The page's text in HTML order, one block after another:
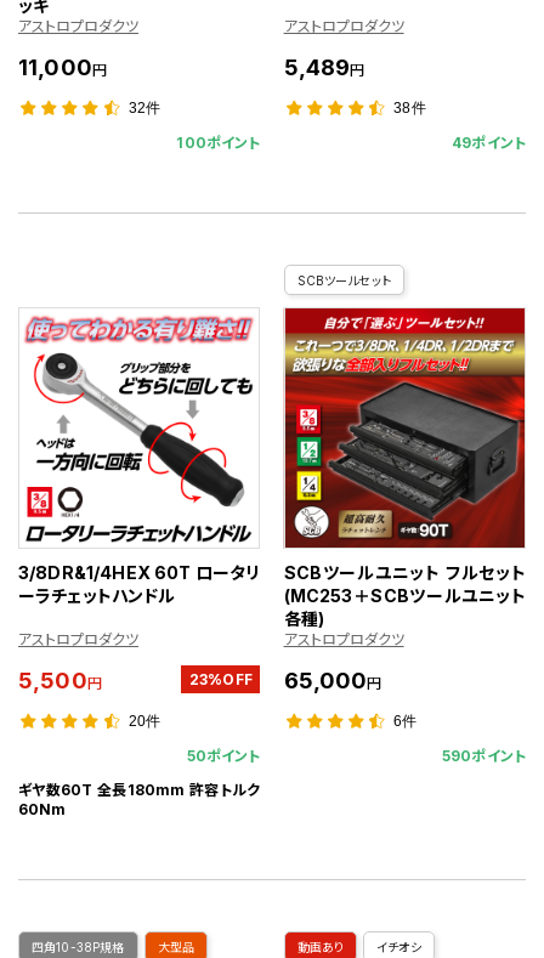
ッキ
アストロプロダクツ
11,000円
32件
100ポイント
アストロプロダクツ
5,489円
38件
49ポイント
3/8DR&1/4HEX 60T ロータリ
ーラチェットハンドル
アストロプロダクツ
5,500円 23%OFF
20件
50ポイント
ギヤ数60T 全長180mm 許容トルク
60Nm
SCBツールセット
SCBツールユニット フルセット
(MC253＋SCBツールユニット
各種)
アストロプロダクツ
65,000円
6件
590ポイント
四角10-38P規格 大型品 動画あり イチオシ